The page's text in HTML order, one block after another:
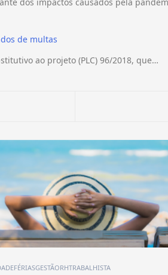
dos impactos causados pela
de multas
ao projeto (PLC) 96/2018, que…
MEISIMPLES NACIONAL